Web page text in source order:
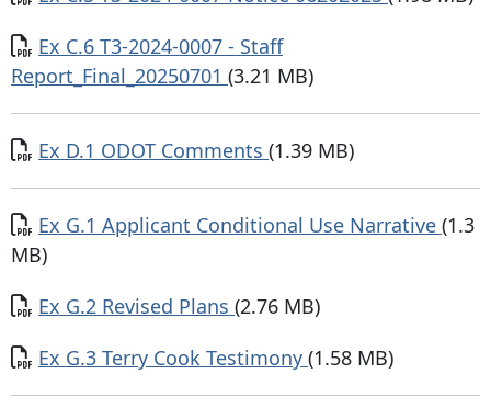
Documento
Ex C.6 T3-2024-0007 - Staff
Report_Final_20250701 (3.21 MB)
Documento
Ex D.1 ODOT Comments (1.39 MB)
Documento
Ex G.1 Applicant Conditional Use Narrative (1.3
MB)
Documento
Ex G.2 Revised Plans (2.76 MB)
Documento
Ex G.3 Terry Cook Testimony (1.58 MB)